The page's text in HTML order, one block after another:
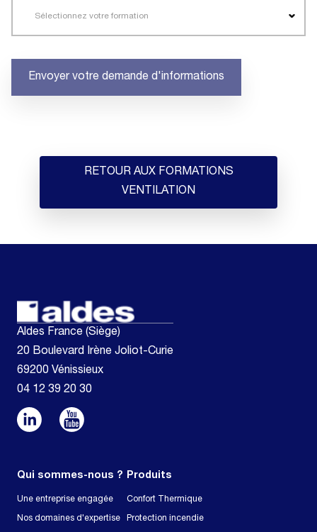
Sélectionnez votre formation
Envoyer votre demande d'informations
RETOUR AUX FORMATIONS
VENTILATION
Aldes France (Siège)
20 Boulevard Irène Joliot-Curie
69200 Vénissieux
04 12 39 20 30
Qui sommes-nous ?
Une entreprise engagée
Nos domaines d'expertise
Produits
Confort Thermique
Protection incendie